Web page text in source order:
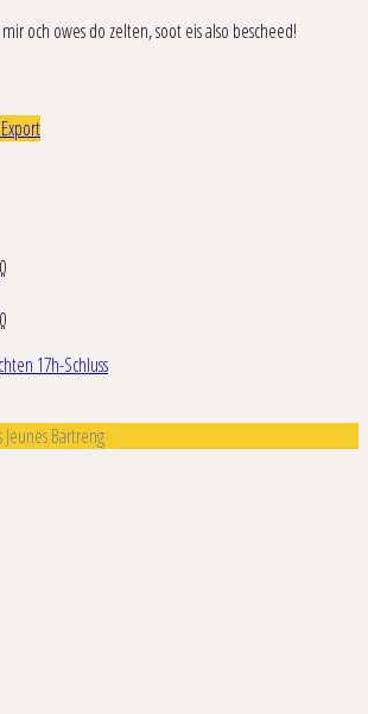
och owes do zelten, soot eis also bescheed!
17h-Schluss
Bartreng